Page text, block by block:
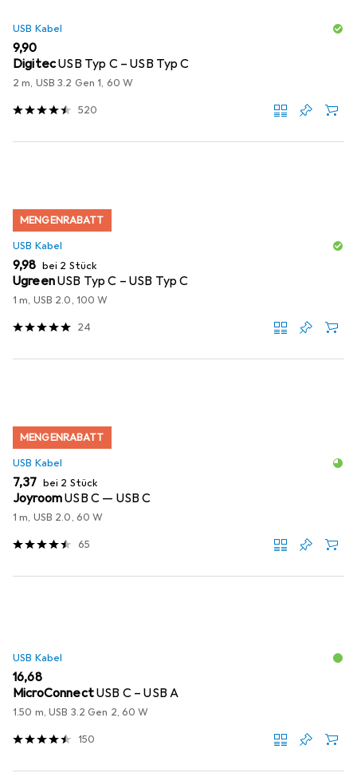
USB Kabel
EUR
9,90
DigitecUSB Typ C – USB Typ C
2 m, USB 3.2 Gen 1, 60 W
520
MENGENRABATT
USB Kabel
EUR
9,98 bei 2 Stück
UgreenUSB Typ C – USB Typ C
1 m, USB 2.0, 100 W
24
MENGENRABATT
USB Kabel
EUR
7,37 bei 2 Stück
JoyroomUSB C — USB C
1 m, USB 2.0, 60 W
65
USB Kabel
EUR
16,68
MicroConnectUSB C – USB A
1.50 m, USB 3.2 Gen 2, 60 W
150